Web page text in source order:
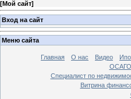
[Мой сайт]
Вход на сайт
Меню сайта
Главная О нас Видео
ОСАГО
Специалист по
Витрина